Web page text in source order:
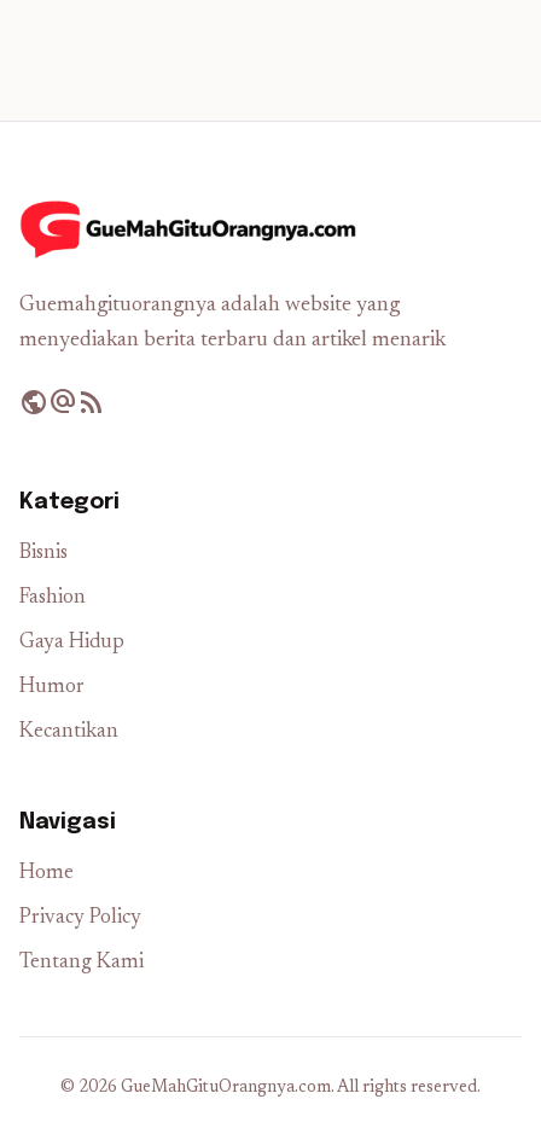
Guemahgituorangnya adalah website yang
menyediakan berita terbaru dan artikel menarik
publicalternate_emailrss_feed
Kategori
Bisnis
Fashion
Gaya Hidup
Humor
Kecantikan
Navigasi
Home
Privacy Policy
Tentang Kami
© 2026 GueMahGituOrangnya.com. All rights reserved.